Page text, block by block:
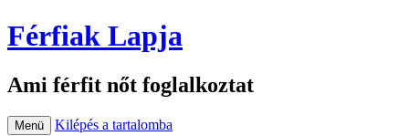
Férfiak Lapja
Ami férfit nőt foglalkoztat
Menü Kilépés a tartalomba